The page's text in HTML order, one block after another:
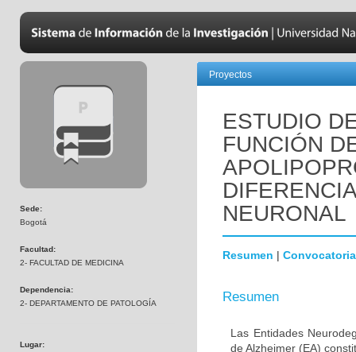
Sede:
Bogotá
Facultad:
2- FACULTAD DE MEDICINA
Dependencia:
2- DEPARTAMENTO DE PATOLOGÍA
Lugar:
Proyectos
ESTUDIO
FUNCIÓN
NEURONAL
Resumen | Convocatoria
Resumen
Las Entidades
de Alzheimer (EA)